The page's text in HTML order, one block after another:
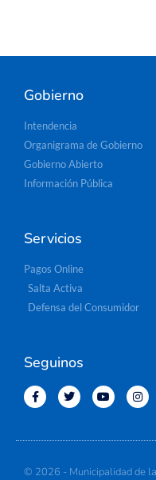
Gobierno
Intendencia
Organigrama de Gobierno
Gobierno Abierto
Información Pública
Servicios
Pagos Online
Salta Activa
Defensa del Consumidor
Seguinos
© 2026 - Municipalidad de